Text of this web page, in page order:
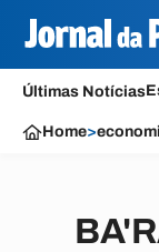
Últimas Notícias
Home>